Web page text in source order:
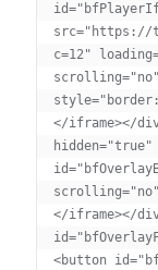
src="https://
c=12"
scrolling="no"
</iframe></
</iframe></
<button